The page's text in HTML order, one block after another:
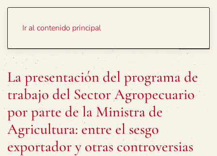
Ir al contenido principal
La presentación del programa de
trabajo del Sector Agropecuario
por parte de la Ministra de
Agricultura: entre el sesgo
exportador y otras controversias